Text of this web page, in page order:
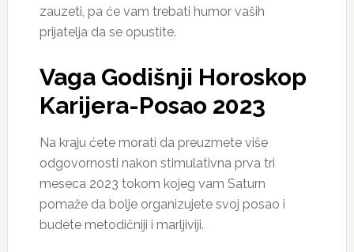
zauzeti, pa će vam trebati humor vaših
prijatelja da se opustite.
Vaga Godišnji Horoskop
Karijera-Posao 2023
Na kraju ćete morati da preuzmete više
odgovornosti nakon stimulativna prva tri
meseca 2023 tokom kojeg vam Saturn
pomaže da bolje organizujete svoj posao i
budete metodičniji i marljiviji.